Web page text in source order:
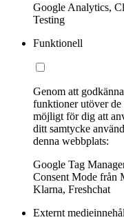
Google Analytics,
Testing
Funktionell
Genom att
funktioner utöver de
möjligt för dig att
ditt samtycke
denna webbplats:
Google Tag
Consent Mode från
Klarna, Freshchat
Externt